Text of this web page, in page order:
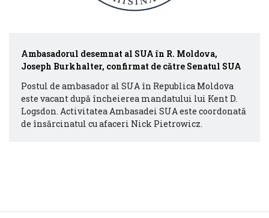
Ambasadorul desemnat al SUA în R. Moldova,
Joseph Burkhalter, confirmat de către Senatul SUA
Postul de ambasador al SUA în Republica Moldova
este vacant după încheierea mandatului lui Kent D.
Logsdon. Activitatea Ambasadei SUA este coordonată
de însărcinatul cu afaceri Nick Pietrowicz.